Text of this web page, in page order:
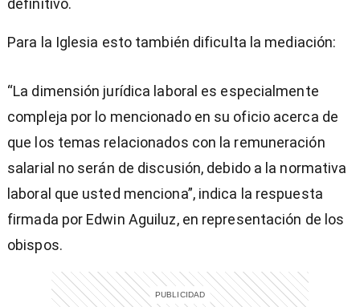
definitivo.
Para la Iglesia esto también dificulta la mediación:
“La dimensión jurídica laboral es especialmente
compleja por lo mencionado en su oficio acerca de
que los temas relacionados con la remuneración
salarial no serán de discusión, debido a la normativa
laboral que usted menciona”, indica la respuesta
firmada por Edwin Aguiluz, en representación de los
obispos.